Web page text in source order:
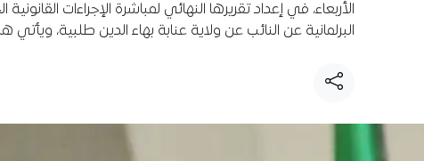
الأربعاء، في إعداد تقريرها النهائي لمباشرة الإجراءات
البرلمانية عن النائب عن ولاية عنابة بهاء الدين طلبية، ويأتي